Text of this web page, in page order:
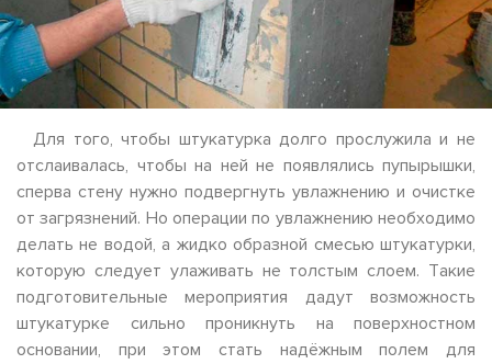
Для того, чтобы штукатурка долго прослужила и не
отслаивалась, чтобы на ней не появлялись пупырышки,
сперва стену нужно подвергнуть увлажнению и очистке
от загрязнений. Но операции по увлажнению необходимо
делать не водой, а жидко образной смесью штукатурки,
которую следует улаживать не толстым слоем. Такие
подготовительные мероприятия дадут возможность
штукатурке сильно проникнуть на поверхностном
основании, при этом стать надёжным полем для